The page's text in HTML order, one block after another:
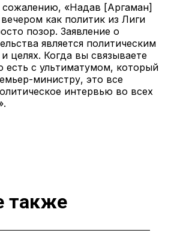
сожалению, «Надав [Аргаман]
как политик из Лиги
позор. Заявление о
является политическим
целях. Когда вы связываете
есть с ультиматумом, который
министру, это все
интервью во всех
также